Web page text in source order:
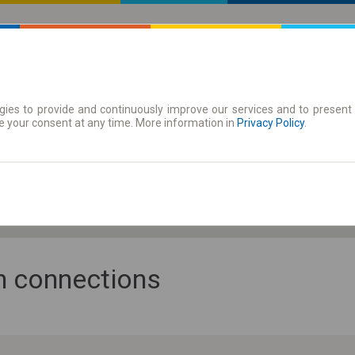
| Tickets Season tickets
connections
to provide and continuously improve our services and to
your consent at any time. More information in Privacy Policy.